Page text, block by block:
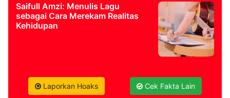
Saifull Amzi: Menulis Lagu
sebagai Cara Merekam Realitas
Kehidupan
Laporkan Hoaks Cek Fakta Lain